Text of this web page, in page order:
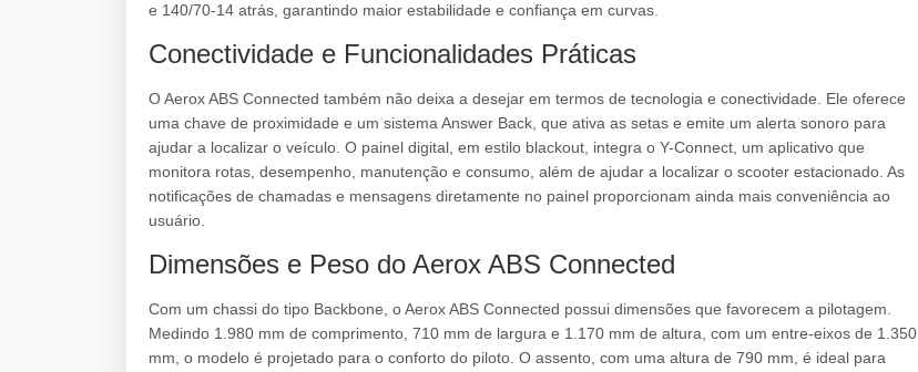
e 140/70-14 atrás, garantindo maior estabilidade e confiança em curvas.
Conectividade e Funcionalidades Práticas
O Aerox ABS Connected também não deixa a desejar em termos de tecnologia e conectividade. Ele oferece
uma chave de proximidade e um sistema Answer Back, que ativa as setas e emite um alerta sonoro para
ajudar a localizar o veículo. O painel digital, em estilo blackout, integra o Y-Connect, um aplicativo que
monitora rotas, desempenho, manutenção e consumo, além de ajudar a localizar o scooter estacionado. As
notificações de chamadas e mensagens diretamente no painel proporcionam ainda mais conveniência ao
usuário.
Dimensões e Peso do Aerox ABS Connected
Com um chassi do tipo Backbone, o Aerox ABS Connected possui dimensões que favorecem a pilotagem.
Medindo 1.980 mm de comprimento, 710 mm de largura e 1.170 mm de altura, com um entre-eixos de 1.350
mm, o modelo é projetado para o conforto do piloto. O assento, com uma altura de 790 mm, é ideal para